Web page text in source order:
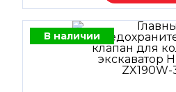
В наличии